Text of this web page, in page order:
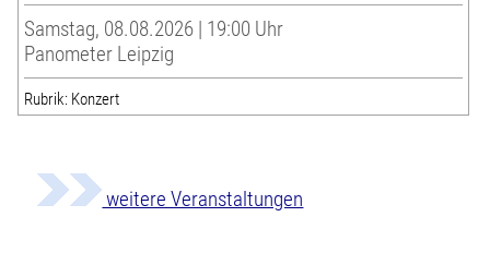
Samstag, 08.08.2026 | 19:00 Uhr
Panometer Leipzig
Rubrik: Konzert
weitere Veranstaltungen